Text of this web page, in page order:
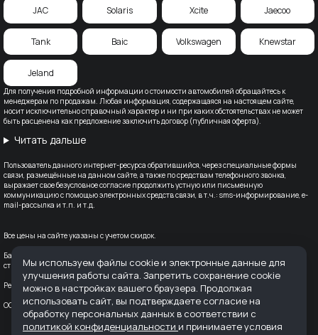
Для получения подробной информации о стоимости автомобилей обращайтесь к
менеджерам по продажам. Любая информация, содержащаяся на настоящем сайте,
носит исключительно справочный характер и ни при каких обстоятельствах не может
быть расценена как предложение заключить договор (публичная оферта).
Читать дальше
Пользователь данного интернет-ресурса обратившийся, через специальные формы
связи, размещённые на данном сайте, а также по средствам телефонного звонка,
выражает свое безусловное согласие продолжить устную или письменную
коммуникацию с помощью электронных средств связи, в т.ч.: sms-информирование, e-
mail-рассылка и т.п. и т.д.
Все цены на сайте указаны с учетом скидок.
Банк-партнер: ВТБ (ПАО), Лицензия Банка ВТБ — №1000 от 08.07.2015. Партнер по
страхованию: СПАО «Ингосстрах», лицензия ЦБ РФ № 0928
Реквизиты организации: ООО "АВТОДОМ" ИНН 6166128253 ОГРН 1236100016910
OOO «ПРЕСТИЖ МОТОРС» ИНН: 6168069282; ОГРН: 1136194010787 КПП: 616801001
JAC Solaris Xcite Jaecoo
Tank Baic Volkswagen Knewstar
Jeland
Мы используем файлы cookie и электронные данные для
улучшения работы сайта. Запретить сохранение cookie
можно в настройках вашего браузера. Продолжая
использовать сайт, вы подтверждаете согласие на
обработку персональных данных в соответствии с
политикой конфиденциальности и принимаете условия